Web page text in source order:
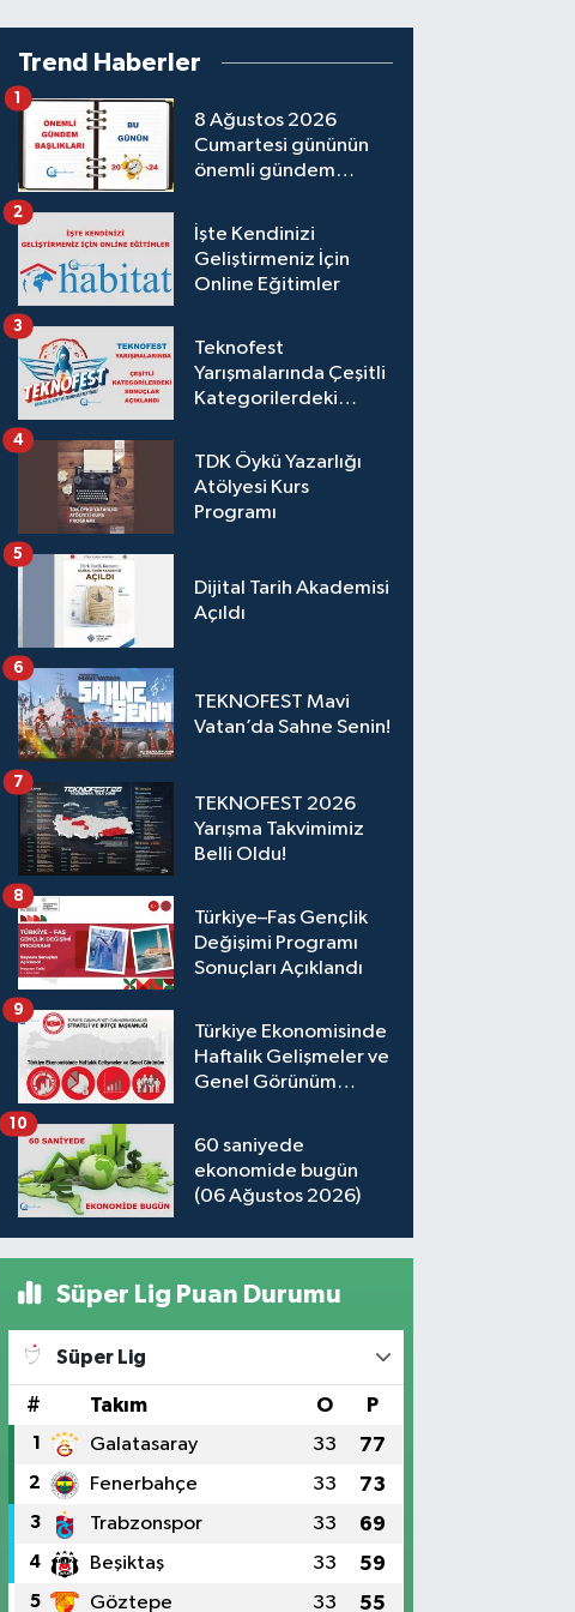
Trend Haberler
8 Ağustos 2026
Cumartesi gününün
önemli gündem
1
İşte Kendinizi
Geliştirmeniz İçin
Online Eğitimler
2
Teknofest
Yarışmalarında Çeşitli
Kategorilerdeki
3
TDK Öykü Yazarlığı
Atölyesi Kurs
Programı
4
Dijital Tarih Akademisi
Açıldı
5
TEKNOFEST Mavi
Vatan’da Sahne Senin!
6
TEKNOFEST 2026
Yarışma Takvimimiz
Belli Oldu!
7
Türkiye–Fas Gençlik
Değişimi Programı
Sonuçları Açıklandı
8
Türkiye Ekonomisinde
Haftalık Gelişmeler ve
Genel Görünüm
9
60 saniyede
ekonomide bugün
(06 Ağustos 2026)
10
Süper Lig Puan Durumu
Süper Lig
# Takım O P
1 Galatasaray 33 77
2 Fenerbahçe 33 73
3 Trabzonspor 33 69
4 Beşiktaş 33 59
5 Göztepe 33 55